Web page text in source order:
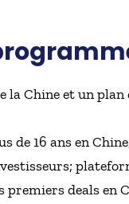
la Chine et un plan
de 16 ans en
deals en